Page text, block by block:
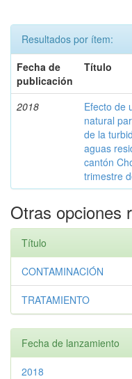
Resultados por ítem:
Fecha de
publicación
Título
2018
Efecto de
natural
de la
aguas
cantón
trimestre
Otras opciones
Título
CONTAMINACIÓN
TRATAMIENTO
Fecha de lanzamiento
2018